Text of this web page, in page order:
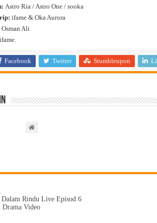
Astro Ria / Astro One / sooka
ifame & Oka Aurora
Osman Ali
ifame.
Facebook Twitter Stumbleupon
Rindu Live Episod 6
Drama Video